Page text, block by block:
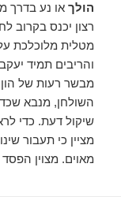
הולך או נע בדרך
רצון יכנס בקרוב
מטלית מלוכלכת
והריבים תמיד
מבשר רעות של
השולחן, מנבא
שיקול דעת. כדי
מציין כי תעבור
מאוים. מצוין